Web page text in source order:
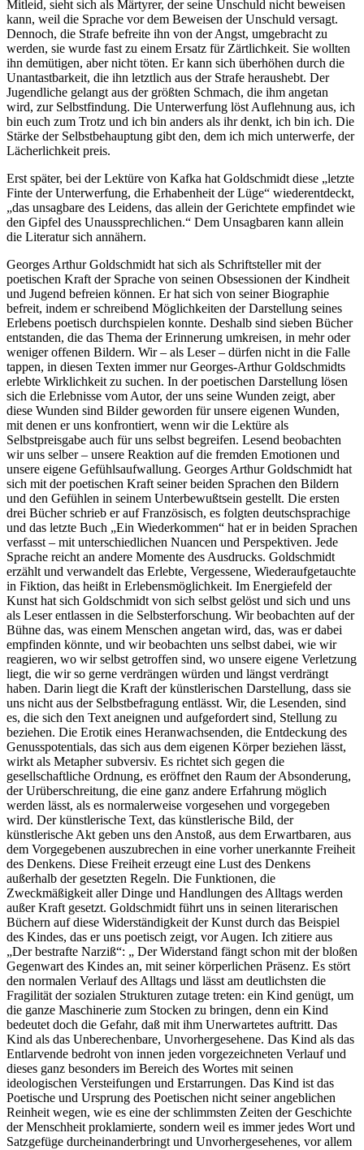
Mitleid, sieht sich als Märtyrer, der seine Unschuld nicht beweisen
kann, weil die Sprache vor dem Beweisen der Unschuld versagt.
Dennoch, die Strafe befreite ihn von der Angst, umgebracht zu
werden, sie wurde fast zu einem Ersatz für Zärtlichkeit. Sie wollten
ihn demütigen, aber nicht töten. Er kann sich überhöhen durch die
Unantastbarkeit, die ihn letztlich aus der Strafe heraushebt. Der
Jugendliche gelangt aus der größten Schmach, die ihm angetan
wird, zur Selbstfindung. Die Unterwerfung löst Auflehnung aus, ich
bin euch zum Trotz und ich bin anders als ihr denkt, ich bin ich. Die
Stärke der Selbstbehauptung gibt den, dem ich mich unterwerfe, der
Lächerlichkeit preis.
Erst später, bei der Lektüre von Kafka hat Goldschmidt diese „letzte
Finte der Unterwerfung, die Erhabenheit der Lüge“ wiederentdeckt,
„das unsagbare des Leidens, das allein der Gerichtete empfindet wie
den Gipfel des Unaussprechlichen.“ Dem Unsagbaren kann allein
die Literatur sich annähern.
Georges Arthur Goldschmidt hat sich als Schriftsteller mit der
poetischen Kraft der Sprache von seinen Obsessionen der Kindheit
und Jugend befreien können. Er hat sich von seiner Biographie
befreit, indem er schreibend Möglichkeiten der Darstellung seines
Erlebens poetisch durchspielen konnte. Deshalb sind sieben Bücher
entstanden, die das Thema der Erinnerung umkreisen, in mehr oder
weniger offenen Bildern. Wir – als Leser – dürfen nicht in die Falle
tappen, in diesen Texten immer nur Georges-Arthur Goldschmidts
erlebte Wirklichkeit zu suchen. In der poetischen Darstellung lösen
sich die Erlebnisse vom Autor, der uns seine Wunden zeigt, aber
diese Wunden sind Bilder geworden für unsere eigenen Wunden,
mit denen er uns konfrontiert, wenn wir die Lektüre als
Selbstpreisgabe auch für uns selbst begreifen. Lesend beobachten
wir uns selber – unsere Reaktion auf die fremden Emotionen und
unsere eigene Gefühlsaufwallung. Georges Arthur Goldschmidt hat
sich mit der poetischen Kraft seiner beiden Sprachen den Bildern
und den Gefühlen in seinem Unterbewußtsein gestellt. Die ersten
drei Bücher schrieb er auf Französisch, es folgten deutschsprachige
und das letzte Buch „Ein Wiederkommen“ hat er in beiden Sprachen
verfasst – mit unterschiedlichen Nuancen und Perspektiven. Jede
Sprache reicht an andere Momente des Ausdrucks. Goldschmidt
erzählt und verwandelt das Erlebte, Vergessene, Wiederaufgetauchte
in Fiktion, das heißt in Erlebensmöglichkeit. Im Energiefeld der
Kunst hat sich Goldschmidt von sich selbst gelöst und sich und uns
als Leser entlassen in die Selbsterforschung. Wir beobachten auf der
Bühne das, was einem Menschen angetan wird, das, was er dabei
empfinden könnte, und wir beobachten uns selbst dabei, wie wir
reagieren, wo wir selbst getroffen sind, wo unsere eigene Verletzung
liegt, die wir so gerne verdrängen würden und längst verdrängt
haben. Darin liegt die Kraft der künstlerischen Darstellung, dass sie
uns nicht aus der Selbstbefragung entlässt. Wir, die Lesenden, sind
es, die sich den Text aneignen und aufgefordert sind, Stellung zu
beziehen. Die Erotik eines Heranwachsenden, die Entdeckung des
Genusspotentials, das sich aus dem eigenen Körper beziehen lässt,
wirkt als Metapher subversiv. Es richtet sich gegen die
gesellschaftliche Ordnung, es eröffnet den Raum der Absonderung,
der Urüberschreitung, die eine ganz andere Erfahrung möglich
werden lässt, als es normalerweise vorgesehen und vorgegeben
wird. Der künstlerische Text, das künstlerische Bild, der
künstlerische Akt geben uns den Anstoß, aus dem Erwartbaren, aus
dem Vorgegebenen auszubrechen in eine vorher unerkannte Freiheit
des Denkens. Diese Freiheit erzeugt eine Lust des Denkens
außerhalb der gesetzten Regeln. Die Funktionen, die
Zweckmäßigkeit aller Dinge und Handlungen des Alltags werden
außer Kraft gesetzt. Goldschmidt führt uns in seinen literarischen
Büchern auf diese Widerständigkeit der Kunst durch das Beispiel
des Kindes, das er uns poetisch zeigt, vor Augen. Ich zitiere aus
„Der bestrafte Narziß“: „ Der Widerstand fängt schon mit der bloßen
Gegenwart des Kindes an, mit seiner körperlichen Präsenz. Es stört
den normalen Verlauf des Alltags und lässt am deutlichsten die
Fragilität der sozialen Strukturen zutage treten: ein Kind genügt, um
die ganze Maschinerie zum Stocken zu bringen, denn ein Kind
bedeutet doch die Gefahr, daß mit ihm Unerwartetes auftritt. Das
Kind als das Unberechenbare, Unvorhergesehene. Das Kind als das
Entlarvende bedroht von innen jeden vorgezeichneten Verlauf und
dieses ganz besonders im Bereich des Wortes mit seinen
ideologischen Versteifungen und Erstarrungen. Das Kind ist das
Poetische und Ursprung des Poetischen nicht seiner angeblichen
Reinheit wegen, wie es eine der schlimmsten Zeiten der Geschichte
der Menschheit proklamierte, sondern weil es immer jedes Wort und
Satzgefüge durcheinanderbringt und Unvorhergesehenes, vor allem